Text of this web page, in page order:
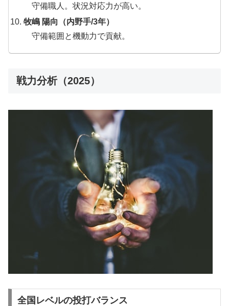
守備職人。状況対応力が高い。
牧嶋 陽向（内野手/3年）
守備範囲と機動力で貢献。
戦力分析（2025）
全国レベルの投打バランス